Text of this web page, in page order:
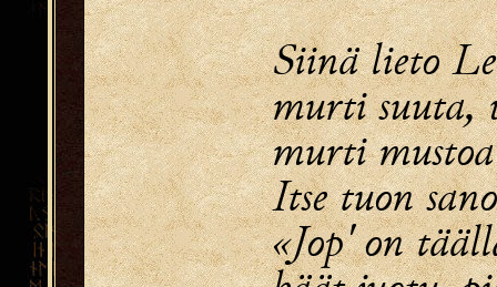
Siinä lieto
murti suuta,
murti
Itse tuon
«Jop' on